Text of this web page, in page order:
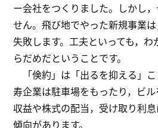
ー会社をつくりました。しかし
せん。飛び地でやった新規事業
失敗します。工夫といっても，
らだめだということです。
「倹約」は「出るを抑える」
寿企業は駐車場をもったり，ビ
収益や株式の配当，受け取り利
傾向があります。